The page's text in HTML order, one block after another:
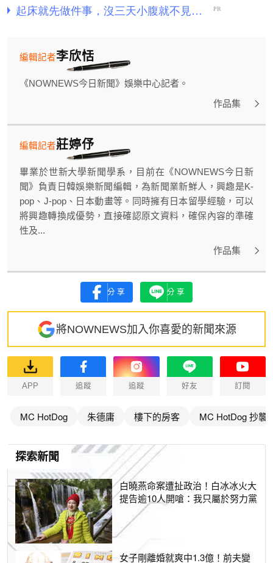
李欣恬
編輯記者
《NOWNEWS今日新聞》娛樂中心記者。
作品集
莊婷伃
編輯記者
畢業於世新大學新聞學系，目前在《NOWNEWS今日新
聞》負責日韓娛樂新聞編輯，為新聞業新鮮人，興趣是K-
pop、J-pop、日本動畫等。同時擁有日本留學經驗，可以
將興趣轉換成優勢，直接確認原文資料，確保內容的準確
性及...
作品集
分享 分享
將NOWNEWS加入你喜愛的新聞來源
APP 追蹤 追蹤 好友 訂閱
MC HotDog 朱德庸 樓下的房客 MC HotDog 抄襲
探索新聞
白曉燕命案遭扯政治！白冰冰火大
提告逾10人開嗆：我只屬於努力黨
女子剛離婚就爽中1.3億！前夫變